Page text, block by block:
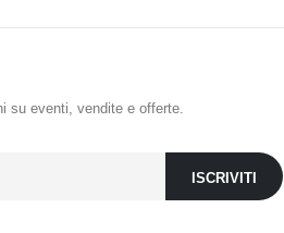
su eventi, vendite e offerte.